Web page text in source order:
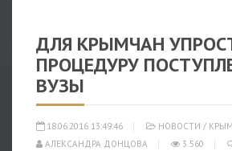
ДЛЯ КРЫМЧАН
ПРОЦЕДУРУ
ВУЗЫ
18.06.2016 13:49:46 НОВОСТИ / КРЫМ
АЛЕКСАНДРА ДОНЦОВА
3 560